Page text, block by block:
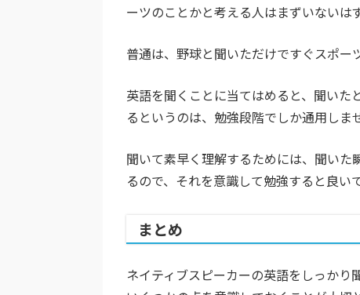
ーツのことかと考える人はまずいないは
普通は、野球と聞いただけですぐスポー
英語を聞くことに当てはめると、聞い
るというのは、勉強段階でしか通用しま
聞いて素早く理解するためには、聞い
るので、それを意識して勉強すると良い
まとめ
ネイティブスピーカーの英語をしっかり